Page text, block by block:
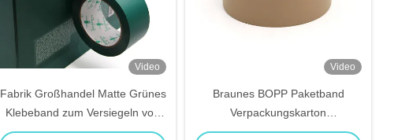
Video
Fabrik Großhandel Matte Grünes
Klebeband zum Versiegeln von
Kartons
Video
Braunes BOPP Paketband
Verpackungskarton
Versiegelungsteppich